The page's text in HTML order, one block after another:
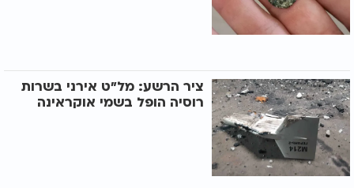
ציר הרשע: מל"ט אירני בשרות
רוסיה הופל בשמי אוקראינה